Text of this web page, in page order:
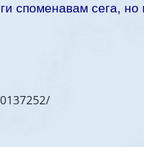
споменавам сега, но